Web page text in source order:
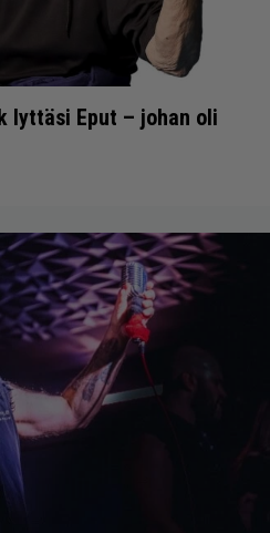
lyttäsi Eput – johan oli